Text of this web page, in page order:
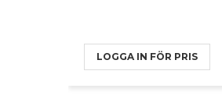
LOGGA IN FÖR PRIS